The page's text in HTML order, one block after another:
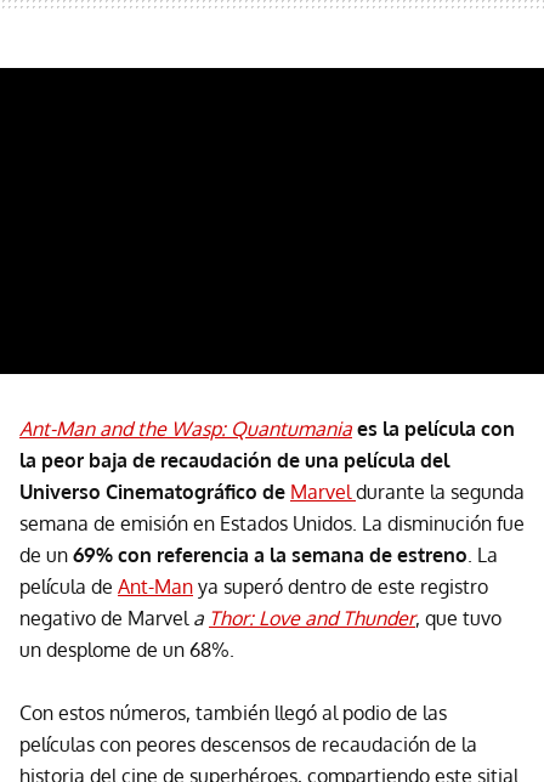
Ant-Man and the Wasp: Quantumania es la película con
la peor baja de recaudación de una película del
Universo Cinematográfico de Marvel durante la segunda
semana de emisión en Estados Unidos. La disminución fue
de un 69% con referencia a la semana de estreno . La
película de Ant-Man ya superó dentro de este registro
negativo de Marvel a Thor: Love and Thunder, que tuvo
un desplome de un 68%.
Con estos números, también llegó al podio de las
películas con peores descensos de recaudación de la
historia del cine de superhéroes, compartiendo este sitial